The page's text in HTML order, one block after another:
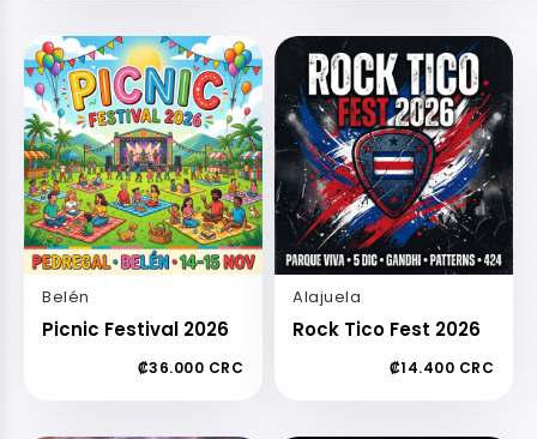
Belén
Picnic Festival 2026
₡36.000 CRC
Alajuela
Rock Tico Fest 2026
₡14.400 CRC